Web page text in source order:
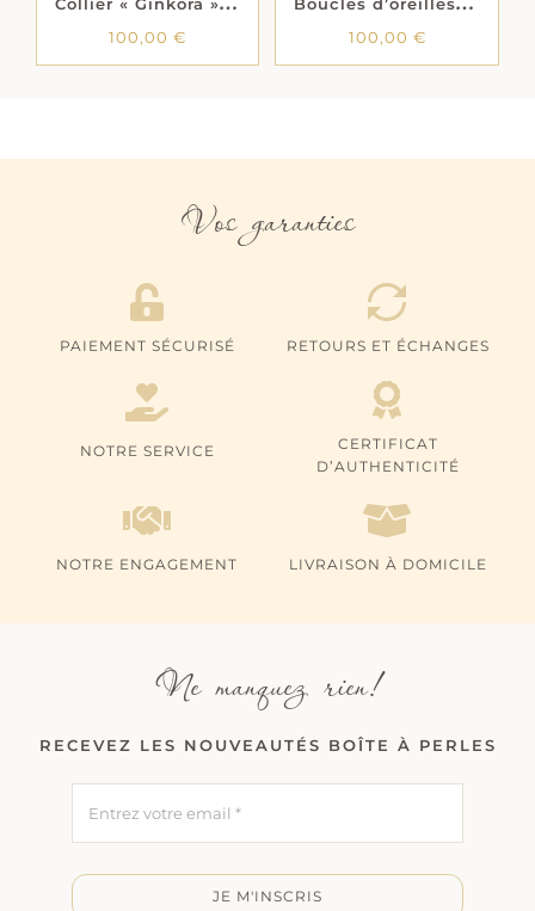
100,00€ 100,00 €
Vos garanties
PAIEMENT SÉCURISÉ RETOURS ET ÉCHANGES
NOTRE SERVICE
CERTIFICAT
D’AUTHENTICITÉ
NOTRE ENGAGEMENT LIVRAISON À DOMICILE
Ne manquez rien!
RECEVEZ LES NOUVEAUTÉS BOÎTE À PERLES
JE M'INSCRIS